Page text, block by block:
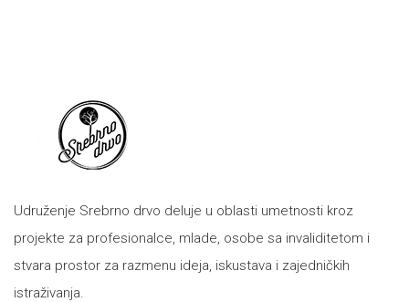
Udruženje Srebrno drvo deluje u oblasti umetnosti kroz
projekte za profesionalce, mlade, osobe sa invaliditetom i
stvara prostor za razmenu ideja, iskustava i zajedničkih
istraživanja.